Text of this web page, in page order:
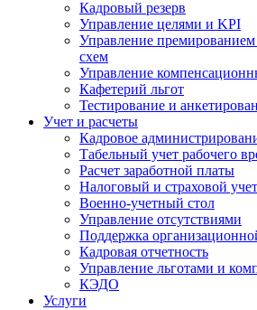
Кадровый резерв
Управление целями и KPI
Управление
схем
Управление
Кафетерий льгот
Тестирование и
Учет и расчеты
Кадровое
Табельный учет рабочего
Расчет заработной платы
Налоговый и страховой учет
Военно-учетный стол
Управление отсутствиями
Поддержка
Кадровая отчетность
Управление льготами и
КЭДО
Услуги